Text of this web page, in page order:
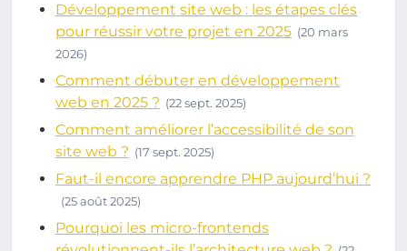
Développement site web : les étapes clés
pour réussir votre projet en 2025 (20 mars
2026)
Comment débuter en développement
web en 2025 ? (22 sept. 2025)
Comment améliorer l’accessibilité de son
site web ? (17 sept. 2025)
Faut-il encore apprendre PHP aujourd’hui ?
(25 août 2025)
Pourquoi les micro-frontends